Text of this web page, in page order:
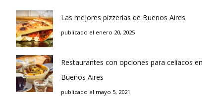
Las mejores pizzerías de Buenos Aires
publicado el enero 20, 2025
Restaurantes con opciones para celíacos en
Buenos Aires
publicado el mayo 5, 2021